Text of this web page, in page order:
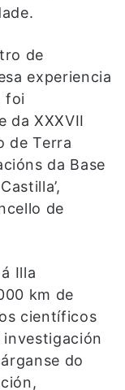
de
experiencia
foi
da XXXVII
de Terra
da Base
de
Illa
km de
científicos
do